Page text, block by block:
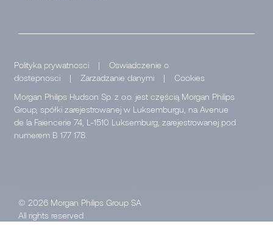
Polityka prywatnosci |
Oswiadczenie o
dostepnosci
| Zarzadzanie danymi |
Cookies
Morgan Philips Hudson Sp. z o.o. jest częścią Morgan Philips
Group, spółki zarejestrowanej w Luksemburgu, na Avenue
de la Faïencerie 74, L-1510 Luksemburg, zarejestrowanej pod
numerem B 177 178.
© 2026 Morgan Philips Group SA
All rights reserved